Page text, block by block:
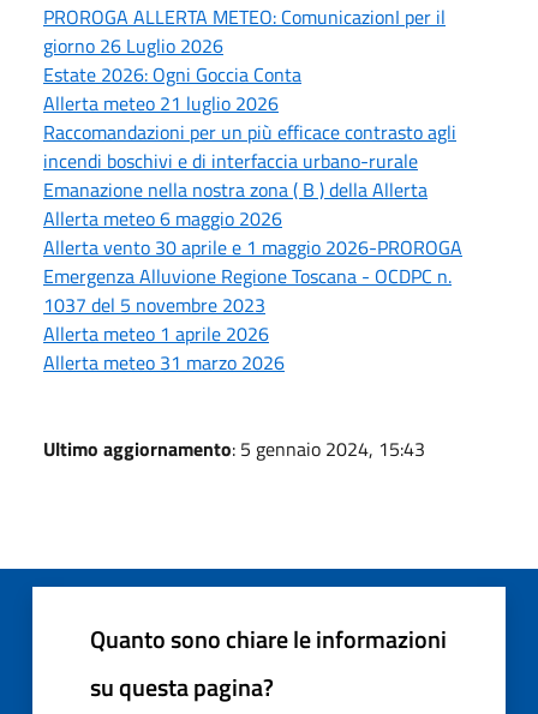
PROROGA ALLERTA METEO: ComunicazionI per il
giorno 26 Luglio 2026
Estate 2026: Ogni Goccia Conta
Allerta meteo 21 luglio 2026
Raccomandazioni per un più efficace contrasto agli
incendi boschivi e di interfaccia urbano-rurale
Emanazione nella nostra zona ( B ) della Allerta
Allerta meteo 6 maggio 2026
Allerta vento 30 aprile e 1 maggio 2026-PROROGA
Emergenza Alluvione Regione Toscana - OCDPC n.
1037 del 5 novembre 2023
Allerta meteo 1 aprile 2026
Allerta meteo 31 marzo 2026
Ultimo aggiornamento: 5 gennaio 2024, 15:43
Quanto sono chiare le informazioni
su questa pagina?